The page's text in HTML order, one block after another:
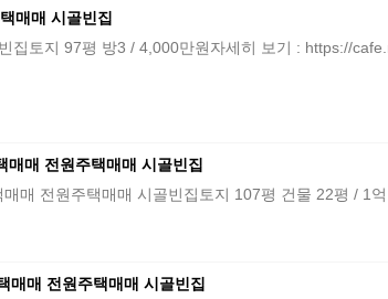
매매 시골빈집
집토지 97평 방3 / 4,000만원자세히 보기 : https://
매 전원주택매매 시골빈집
매 전원주택매매 시골빈집토지 107평 건물 22평 / 1
매매 전원주택매매 시골빈집